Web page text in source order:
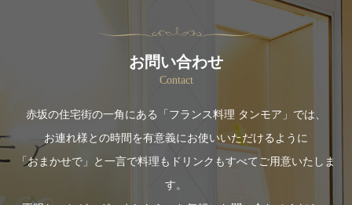
お問い合わせ
Contact
赤坂の住宅街の一角にある「フランス料理 タンモア」では、
お連れ様との時間を有意義にお使いいただけるように
「おまかせで」と一言で料理もドリンクもすべてご用意いたしま
す。